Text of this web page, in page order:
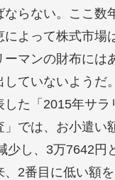
ならない。ここ数
によって株式市場
ーマンの財布には
していないようだ
した「2015年サラ
」では、お小遣い
少し、3万7642円
、2番目に低い額